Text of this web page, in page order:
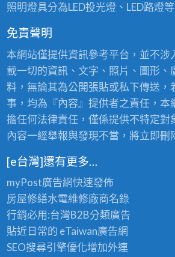
照明燈具分為LED投光燈、LED路燈等
免責聲明
本網站僅提供資訊參考平台，並不涉
載一切的資訊、文字、照片、圖形、
料，無論其為公開張貼或私下傳送，
事，均為『內容』提供者之責任，本
擔任何法律責任，僅係提供不特定對
內容一經舉報與發現不當，將立即刪
[e台灣]還有更多…
myPost廣告網快速發佈
房屋修繕水電維修廠商名錄
行銷必用:台灣B2B分類廣告
貼近日常的 eTaiwan廣告網
SEO搜尋引擎優化增加外連